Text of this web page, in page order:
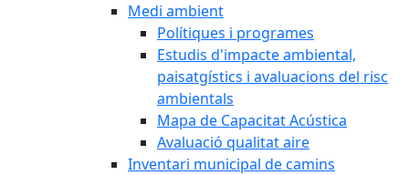
Medi ambient
Polítiques i programes
Estudis d'impacte ambiental,
paisatgístics i avaluacions del risc
ambientals
Mapa de Capacitat Acústica
Avaluació qualitat aire
Inventari municipal de camins